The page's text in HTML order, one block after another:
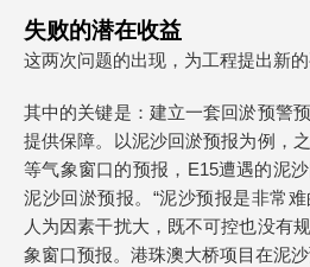
失败的潜在收益
这两次问题的出现，为工程提出新的
其中的关键是：建立一套回淤预警
提供保障。以泥沙回淤预报为例，
等气象窗口的预报，E15遭遇的泥
泥沙回淤预报。“泥沙预报是非常
人为因素干扰大，既不可控也没有
象窗口预报。港珠澳大桥项目在泥